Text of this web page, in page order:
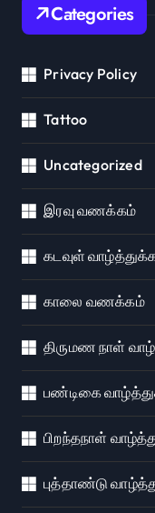
Categories
Privacy Policy
Tattoo
Uncategorized
இரவு வணக்கம்
கடவுள்
காலை வணக்கம்
திருமண நாள்
பண்டிகை
பிறந்தநாள்
புத்தாண்டு